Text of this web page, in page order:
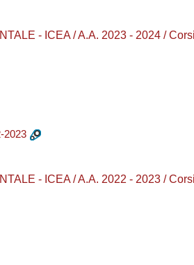
- ICEA / A.A. 2023 - 2024 /
2023
- ICEA / A.A. 2022 - 2023 /